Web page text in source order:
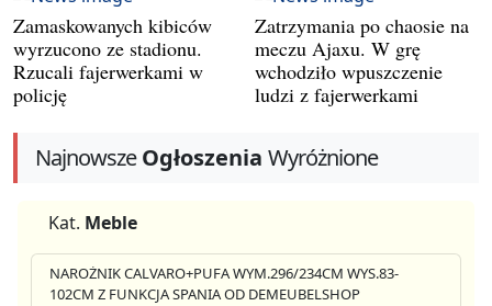
Zamaskowanych kibiców
wyrzucono ze stadionu.
Rzucali fajerwerkami w
policję
Zatrzymania po chaosie na
meczu Ajaxu. W grę
wchodziło wpuszczenie
ludzi z fajerwerkami
NajnowszeOgłoszenia Wyróżnione
Kat. Meble
NAROŻNIK CALVARO+PUFA WYM.296/234CM WYS.83-
102CM Z FUNKCJA SPANIA OD DEMEUBELSHOP